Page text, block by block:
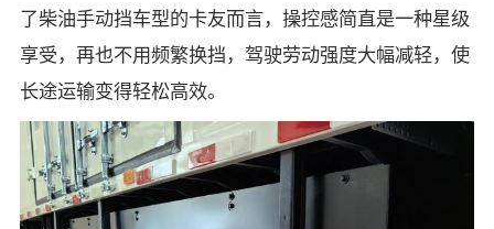
了柴油手动挡车型的卡友而言，操控感简直是一种星级
享受，再也不用频繁换挡，驾驶劳动强度大幅减轻，使
长途运输变得轻松高效。